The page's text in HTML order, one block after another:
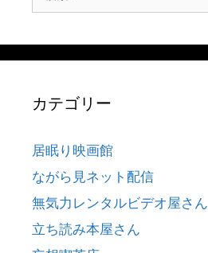
索:
カテゴリー
居眠り映画館
ながら見ネット配信
無気力レンタルビデオ屋さん
立ち読み本屋さん